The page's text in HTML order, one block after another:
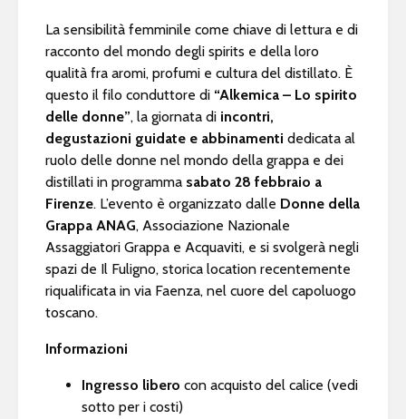
La sensibilità femminile come chiave di lettura e di
racconto del mondo degli spirits e della loro
qualità fra aromi, profumi e cultura del distillato. È
questo il filo conduttore di “Alkemica – Lo spirito
delle donne”, la giornata di incontri,
degustazioni guidate e abbinamenti dedicata al
ruolo delle donne nel mondo della grappa e dei
distillati in programma sabato 28 febbraio a
Firenze. L’evento è organizzato dalle Donne della
Grappa ANAG, Associazione Nazionale
Assaggiatori Grappa e Acquaviti, e si svolgerà negli
spazi de Il Fuligno, storica location recentemente
riqualificata in via Faenza, nel cuore del capoluogo
toscano.
Informazioni
Ingresso libero con acquisto del calice (vedi
sotto per i costi)